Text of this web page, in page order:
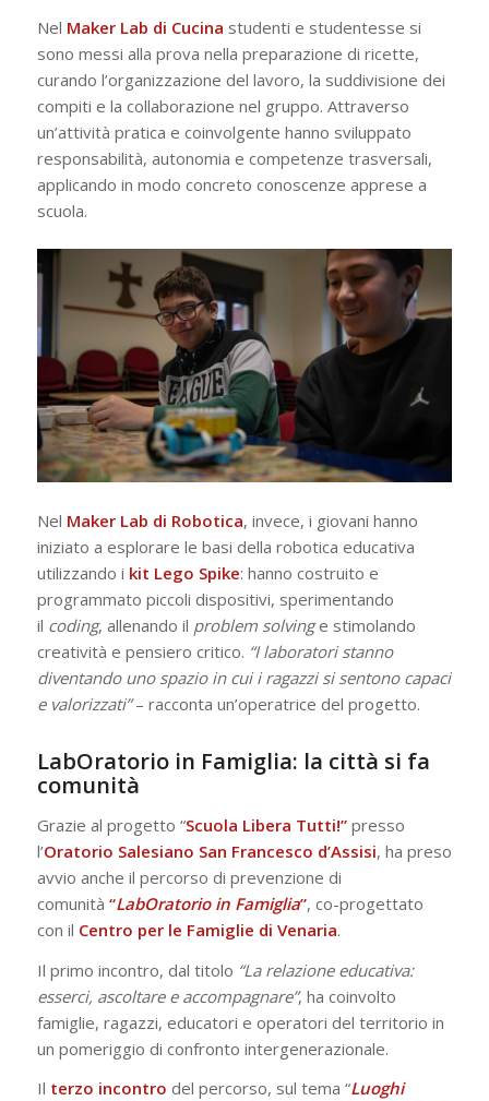
Nel Maker Lab di Cucina studenti e studentesse si
sono messi alla prova nella preparazione di ricette,
curando l’organizzazione del lavoro, la suddivisione dei
compiti e la collaborazione nel gruppo. Attraverso
un’attività pratica e coinvolgente hanno sviluppato
responsabilità, autonomia e competenze trasversali,
applicando in modo concreto conoscenze apprese a
scuola.
Nel Maker Lab di Robotica, invece, i giovani hanno
iniziato a esplorare le basi della robotica educativa
utilizzando i kit Lego Spike: hanno costruito e
programmato piccoli dispositivi, sperimentando
il coding, allenando il problem solvinge stimolando
creatività e pensiero critico. “I laboratori stanno
diventando uno spazio in cui i ragazzi si sentono capaci
e valorizzati”– racconta un’operatrice del progetto.
LabOratorio in Famiglia: la città si fa
comunità
Grazie al progetto “Scuola Libera Tutti!” presso
l’Oratorio Salesiano San Francesco d’Assisi, ha preso
avvio anche il percorso di prevenzione di
comunità “LabOratorio in Famiglia”, co-progettato
con il Centro per le Famiglie di Venaria.
Il primo incontro, dal titolo “La relazione educativa:
esserci, ascoltare e accompagnare”, ha coinvolto
famiglie, ragazzi, educatori e operatori del territorio in
un pomeriggio di confronto intergenerazionale.
Il terzo incontro del percorso, sul tema “Luoghi